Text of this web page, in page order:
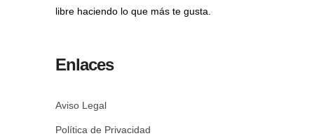
libre haciendo lo que más te gusta.
Enlaces
Aviso Legal
Política de Privacidad